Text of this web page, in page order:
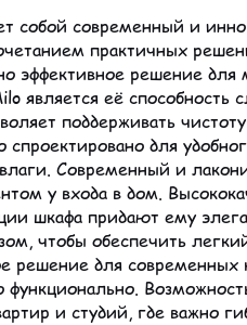
собой современный и
практичных
эффективное решение
является её
поддерживать
для
Современный и
у входа в дом.
шкафа придают ему
чтобы обеспечить
для современных
и студий, где важно